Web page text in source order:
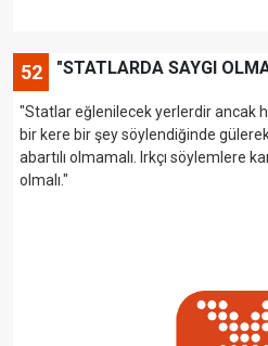
52 "STATLARDA SAYGI
"Statlar eğlenilecek yerlerdir ancak
bir kere bir şey söylendiğinde
abartılı olmamalı. Irkçı söylemlere
olmalı."